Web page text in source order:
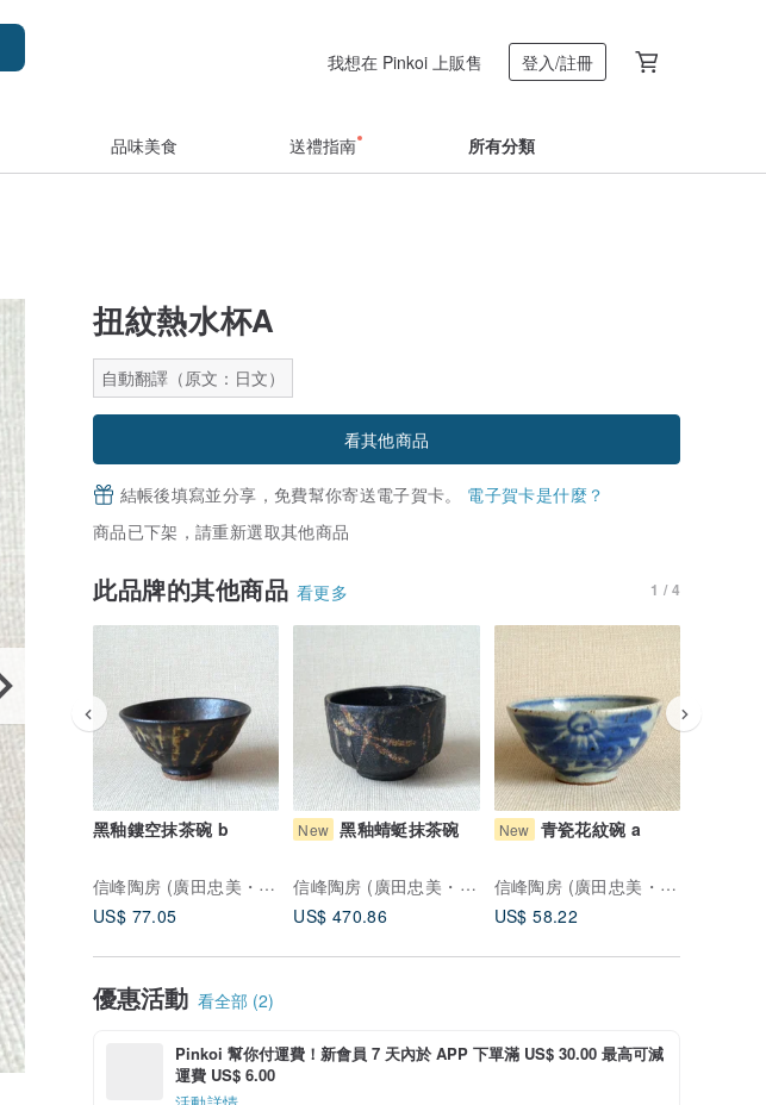
我想在 Pinkoi 上販售 登入/註冊
品味美食 送禮指南 所有分類
扭紋熱水杯A
自動翻譯（原文：日文）
看其他商品
結帳後填寫並分享，免費幫你寄送電子賀卡。 電子賀卡是什麼？
商品已下架，請重新選取其他商品
此品牌的其他商品 看更多 1 / 4
黑釉鏤空抹茶碗 b
信峰陶房 (廣田忠美・信子)
US$ 77.05
New 黑釉蜻蜓抹茶碗
信峰陶房 (廣田忠美・信子)
US$ 470.86
New 青瓷花紋碗 a
信峰陶房 (廣田忠美・信子)
US$ 58.22
優惠活動 看全部 (2)
Pinkoi 幫你付運費！新會員 7 天內於 APP 下單滿 US$ 30.00 最高可減
運費 US$ 6.00